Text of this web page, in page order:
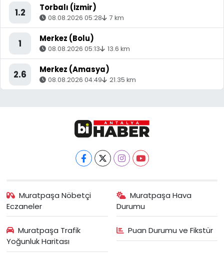
1.2 Torbalı (İzmir)
08.08.2026 05:28 7 km
1 Merkez (Bolu)
08.08.2026 05:13 13.6 km
2.6 Merkez (Amasya)
08.08.2026 04:49 21.35 km
Muratpaşa Nöbetçi
Eczaneler
Muratpaşa Hava
Durumu
Muratpaşa Trafik
Yoğunluk Haritası
Puan Durumu ve Fikstür